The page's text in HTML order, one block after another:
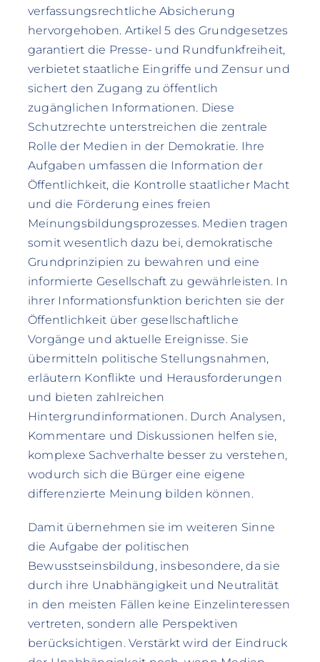
verfassungsrechtliche Absicherung
hervorgehoben. Artikel 5 des Grundgesetzes
garantiert die Presse- und Rundfunkfreiheit,
verbietet staatliche Eingriffe und Zensur und
sichert den Zugang zu öffentlich
zugänglichen Informationen. Diese
Schutzrechte unterstreichen die zentrale
Rolle der Medien in der Demokratie. Ihre
Aufgaben umfassen die Information der
Öffentlichkeit, die Kontrolle staatlicher Macht
und die Förderung eines freien
Meinungsbildungsprozesses. Medien tragen
somit wesentlich dazu bei, demokratische
Grundprinzipien zu bewahren und eine
informierte Gesellschaft zu gewährleisten. In
ihrer Informationsfunktion berichten sie der
Öffentlichkeit über gesellschaftliche
Vorgänge und aktuelle Ereignisse. Sie
übermitteln politische Stellungsnahmen,
erläutern Konflikte und Herausforderungen
und bieten zahlreichen
Hintergrundinformationen. Durch Analysen,
Kommentare und Diskussionen helfen sie,
komplexe Sachverhalte besser zu verstehen,
wodurch sich die Bürger eine eigene
differenzierte Meinung bilden können.
Damit übernehmen sie im weiteren Sinne
die Aufgabe der politischen
Bewusstseinsbildung, insbesondere, da sie
durch ihre Unabhängigkeit und Neutralität
in den meisten Fällen keine Einzelinteressen
vertreten, sondern alle Perspektiven
berücksichtigen. Verstärkt wird der Eindruck